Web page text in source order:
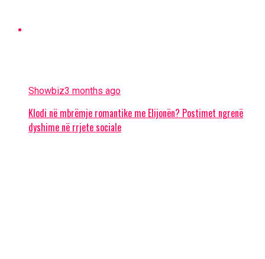
Showbiz3 months ago
Klodi në mbrëmje romantike me Elijonën? Postimet ngrenë
dyshime në rrjete sociale